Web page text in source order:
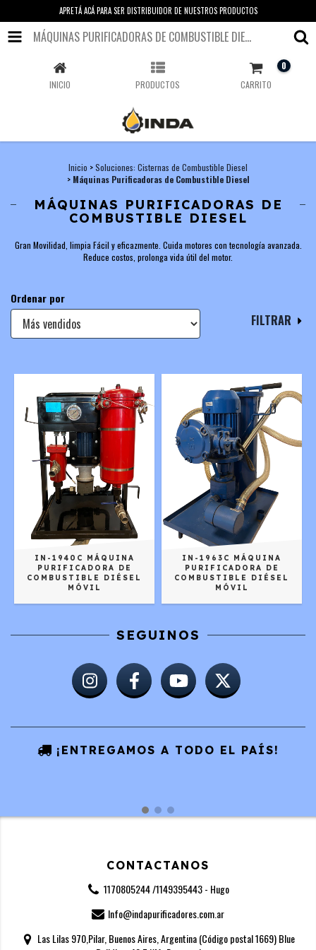
APRETÁ ACÁ PARA SER DISTRIBUIDOR DE NUESTROS PRODUCTOS
MÁQUINAS PURIFICADORAS DE COMBUSTIBLE DIESEL
INICIO PRODUCTOS CARRITO
0
Inicio >Soluciones: Cisternas de Combustible Diesel
> Máquinas Purificadoras de Combustible Diesel
MÁQUINAS PURIFICADORAS DE
COMBUSTIBLE DIESEL
Gran Movilidad, limpia Fácil y eficazmente. Cuida motores con tecnología avanzada.
Reduce costos, prolonga vida útil del motor.
Ordenar por
FILTRAR
IN-1940C MÁQUINA
PURIFICADORA DE
COMBUSTIBLE DIÉSEL
MÓVIL
IN-1963C MÁQUINA
PURIFICADORA DE
COMBUSTIBLE DIÉSEL
MÓVIL
SEGUINOS
¡ENTREGAMOS A TODO EL PAÍS!
CONTACTANOS
1170805244 /1149395443 - Hugo
Info@indapurificadores.com.ar
Las Lilas 970,Pilar, Buenos Aires, Argentina (Código postal 1669) Blue